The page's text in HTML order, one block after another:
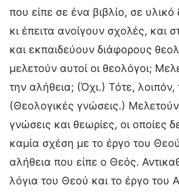
που είπε σε ένα βιβλίο, σε υλικό
κι έπειτα ανοίγουν σχολές, και
και εκπαιδεύουν διάφορους
μελετούν αυτοί οι θεολόγοι;
την αλήθεια; (Όχι.) Τότε, λοιπόν,
(Θεολογικές γνώσεις.)
γνώσεις και θεωρίες, οι οποίες
καμία σχέση με το έργο του
αλήθεια που είπε ο Θεός.
λόγια του Θεού και το έργο του